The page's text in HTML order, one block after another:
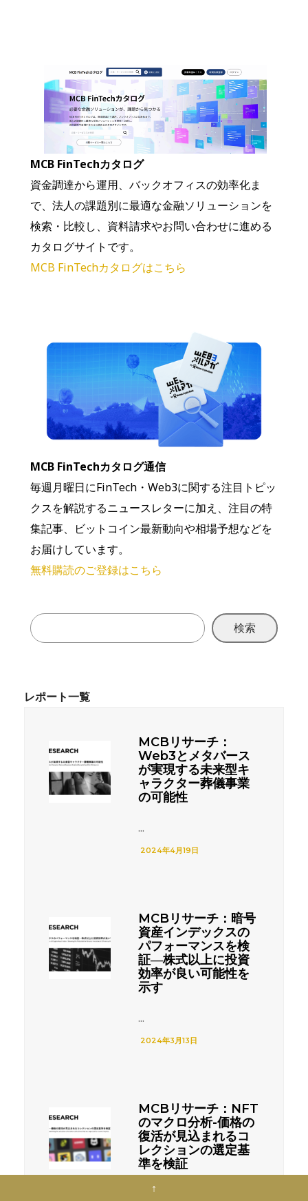
MCB FinTechカタログ
資金調達から運用、バックオフィスの効率化ま
で、法人の課題別に最適な金融ソリューションを
検索・比較し、資料請求やお問い合わせに進める
カタログサイトです。
MCB FinTechカタログはこちら
MCB FinTechカタログ通信
毎週月曜日にFinTech・Web3に関する注目トピッ
クスを解説するニュースレターに加え、注目の特
集記事、ビットコイン最新動向や相場予想などを
お届けしています。
無料購読のご登録はこちら
検索
MCBリサーチ：
Web3とメタバース
が実現する未来型キ
ャラクター葬儀事業
の可能性
...
2024年4月19日
MCBリサーチ：暗号
資産インデックスの
パフォーマンスを検
証―株式以上に投資
効率が良い可能性を
示す
...
2024年3月13日
MCBリサーチ：NFT
のマクロ分析-価格の
復活が見込まれるコ
レクションの選定基
準を検証
↑